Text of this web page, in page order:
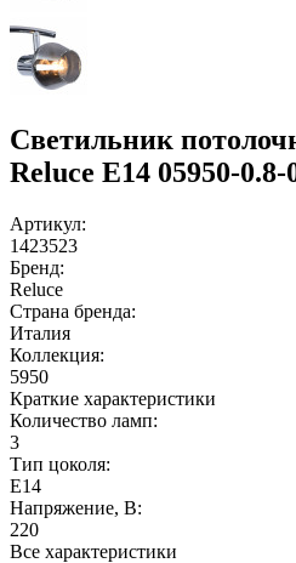
Светильник
Reluce E14 05950-0.8-
Артикул:
1423523
Бренд:
Reluce
Страна бренда:
Италия
Коллекция:
5950
Краткие характеристики
Количество ламп:
3
Тип цоколя:
E14
Напряжение, В:
220
Все характеристики